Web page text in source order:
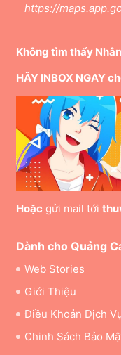
https://
Không tìm thấy
HÃY INBOX NGAY
Hoặc gửi mail tới
Dành cho Quảng
Web Stories
Giới Thiệu
Điều Khoản Dịch
Chinh Sách Bảo